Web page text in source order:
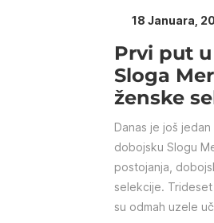
18 Januara,
Prvi put
Sloga
ženske
Danas je još
dobojsku Slogu
postojanja,
selekcije.
su odmah uzele